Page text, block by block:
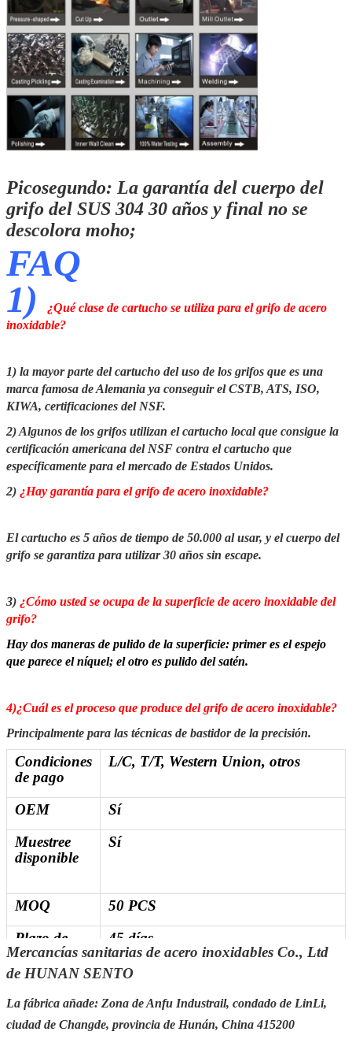
PRESENTACIóN
Picosegundo: La garantía del cuerpo del
grifo del SUS 304 30 años y final no se
descolora moho;
FAQ
1)
¿Qué clase de cartucho se utiliza para el grifo de acero
inoxidable?
1) la mayor parte del cartucho del uso de los grifos que es una
marca famosa de Alemania ya conseguir el CSTB, ATS, ISO,
KIWA, certificaciones del NSF.
2) Algunos de los grifos utilizan el cartucho local que consigue la
certificación americana del NSF contra el cartucho que
específicamente para el mercado de Estados Unidos.
2) ¿Hay garantía para el grifo de acero inoxidable?
El cartucho es 5 años de tiempo de 50.000 al usar, y el cuerpo del
grifo se garantiza para utilizar 30 años sin escape.
3) ¿Cómo usted se ocupa de la superficie de acero inoxidable del
grifo?
Hay dos maneras de pulido de la superficie: primer es el espejo
que parece el níquel; el otro es pulido del satén.
4)¿Cuál es el proceso que produce del grifo de acero inoxidable?
Principalmente para las técnicas de bastidor de la precisión.
Condiciones
de pago
L/C, T/T, Western Union, otros
OEM
Sí
Muestree
disponible
Sí
MOQ
50 PCS
Plazo de
expedición
del plazo de
45 días
Detalles de
la entrega
30-45 días después de conseguir el
depósito
Mercancías sanitarias de acero inoxidables Co., Ltd
de HUNAN SENTO
La fábrica añade: Zona de Anfu Industrail, condado de LinLi,
ciudad de Changde, provincia de Hunán, China 415200